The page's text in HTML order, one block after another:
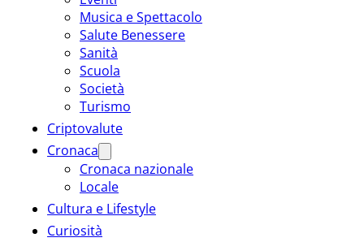
Musica e Spettacolo
Salute Benessere
Sanità
Scuola
Società
Turismo
Criptovalute
Cronaca
Cronaca nazionale
Locale
Cultura e Lifestyle
Curiosità